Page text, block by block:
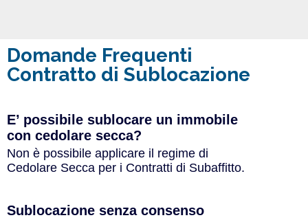
Domande Frequenti
Contratto di Sublocazione
E’ possibile sublocare un immobile
con cedolare secca?
Non è possibile applicare il regime di
Cedolare Secca per i Contratti di Subaffitto.
Sublocazione senza consenso